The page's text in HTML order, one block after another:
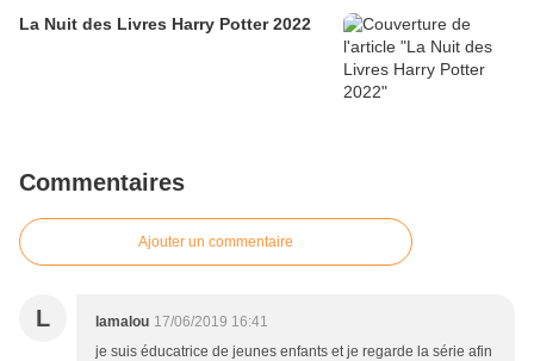
La Nuit des Livres Harry Potter 2022
Commentaires
Ajouter un commentaire
L lamalou 17/06/2019 16:41
je suis éducatrice de jeunes enfants et je regarde la série afin